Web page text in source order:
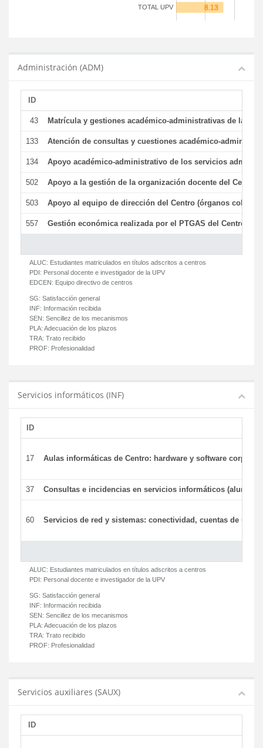
TOTAL UPV
Administración (ADM)
ID
43 Matrícula y gestiones académico-administrativas de la
133 Atención de consultas y cuestiones académico-
134 Apoyo académico-administrativo de los servicios
502 Apoyo a la gestión de la organización docente del Centro
503 Apoyo al equipo de dirección del Centro (órganos
557 Gestión económica realizada por el PTGAS del Centro
ALUC: Estudiantes matriculados en títulos adscritos a centros
PDI: Personal docente e investigador de la UPV
EDCEN: Equipo directivo de centros
SG: Satisfacción general
INF: Información recibida
SEN: Sencillez de los mecanismos
PLA: Adecuación de los plazos
TRA: Trato recibido
PROF: Profesionalidad
Servicios informáticos (INF)
ID
17 Aulas informáticas de Centro: hardware y software
37 Consultas e incidencias en servicios informáticos (alumnos)
60 Servicios de red y sistemas: conectividad, cuentas de
ALUC: Estudiantes matriculados en títulos adscritos a centros
PDI: Personal docente e investigador de la UPV
SG: Satisfacción general
INF: Información recibida
SEN: Sencillez de los mecanismos
PLA: Adecuación de los plazos
TRA: Trato recibido
PROF: Profesionalidad
Servicios auxiliares (SAUX)
ID